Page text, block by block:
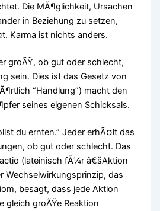
Die MÃ¶glichkeit, Ursachen
in Beziehung zu setzen,
Karma ist nichts anders.
groÃŸ, ob gut oder schlecht,
sein. Dies ist das Gesetz von
“Handlung”) macht den
seines eigenen Schicksals.
du ernten.” Jeder erhÃ¤lt das
ob gut oder schlecht. Das
(lateinisch fÃ¼r â€šAktion
Wechselwirkungsprinzip, das
besagt, dass jede Aktion
gleich groÃŸe Reaktion